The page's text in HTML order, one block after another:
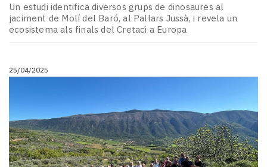
Un estudi identifica diversos grups de dinosaures al
jaciment de Molí del Baró, al Pallars Jussà, i revela un
ecosistema als finals del Cretaci a Europa
25/04/2025